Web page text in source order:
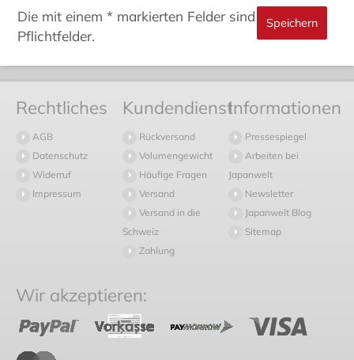
Die mit einem * markierten Felder sind
Pflichtfelder.
Rechtliches
AGB
Datenschutz
Widerruf
Impressum
Kundendienst
Rückversand
Volumengewicht
Häufige Fragen
Versand
Versand in die
Schweiz
Zahlung
Informationen
Pressespiegel
Arbeiten bei
Japanwelt
Newsletter
Japanwelt Blog
Sitemap
Wir akzeptieren: